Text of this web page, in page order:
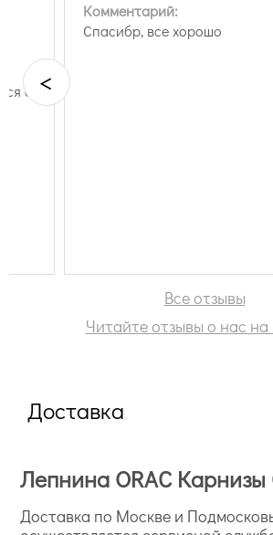
с
Комментарий:
Спасибр, все хорошо
<
Все отзывы
Читайте отзывы о нас на
Доставка
Лепнина ORAC Карнизы
Доставка по Москве и